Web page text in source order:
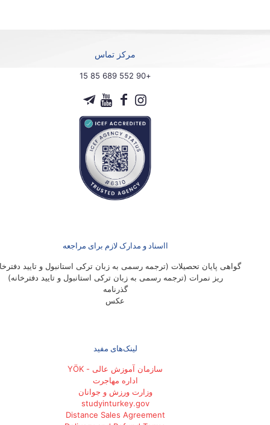
مرکز تماس
+90 552 689 85 15
ااسناد و مدارک لازم برای مراجعه
گواهی پایان تحصیلات (ترجمه رسمی به زبان ترکی استانبول و تایید
ریز نمرات (ترجمه رسمی به زبان ترکی استانبول و تایید دفترخانه)
گذرنامه
عکس
لینک‌های مفید
سازمان آموزش عالی - YÖK
اداره مهاجرت
وزارت ورزش و جوانان
studyinturkey.gov
Distance Sales Agreement